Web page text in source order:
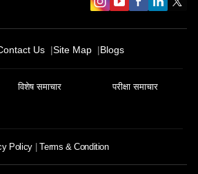
Us Site Map Blogs
विशेष समाचार परीक्षा समाचार
Policy Terms & Condition